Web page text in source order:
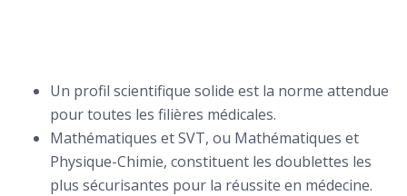
Un profil scientifique solide est la norme attendue
pour toutes les filières médicales.
Mathématiques et SVT, ou Mathématiques et
Physique-Chimie, constituent les doublettes les
plus sécurisantes pour la réussite en médecine.